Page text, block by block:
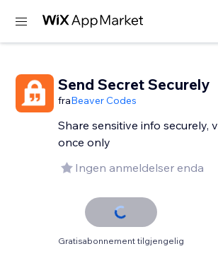
Send Secret Securely
fraBeaver Codes
Share sensitive info securely,
once only
Ingen anmeldelser enda
Gratisabonnement tilgjengelig